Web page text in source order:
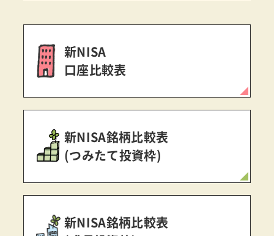
新NISA
口座比較表
新NISA銘柄比較表
(つみたて投資枠)
新NISA銘柄比較表